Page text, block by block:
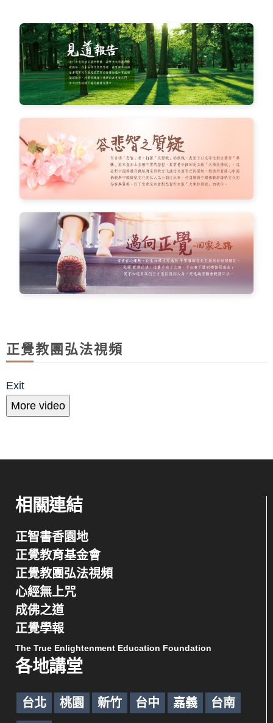
正覺教團弘法視頻
Exit
More video
相關連結
正智書香園地
正覺教育基金會
正覺教團弘法視頻
心經無上咒
成佛之道
正覺學報
The True Enlightenment Education Foundation
各地講堂
台北 桃園 新竹 台中 嘉義 台南